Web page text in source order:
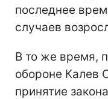
последнее
случаев
В то же время,
обороне Калев
принятие